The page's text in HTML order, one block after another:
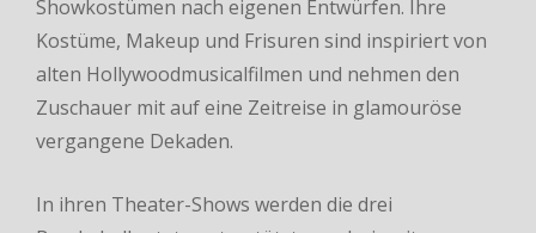
Showkostümen nach eigenen Entwürfen. Ihre
Kostüme, Makeup und Frisuren sind inspiriert von
alten Hollywoodmusicalfilmen und nehmen den
Zuschauer mit auf eine Zeitreise in glamouröse
vergangene Dekaden.
In ihren Theater-Shows werden die drei